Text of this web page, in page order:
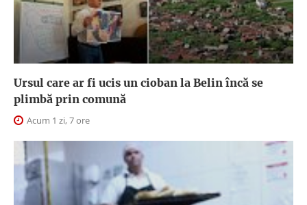
Ursul care ar fi ucis un cioban la Belin încă se
plimbă prin comună
Acum 1 zi, 7 ore